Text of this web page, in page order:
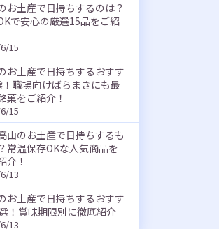
お土産で日持ちするのは？
で安心の厳選15品をご紹
15
お土産で日持ちするおすす
！職場向けばらまきにも最
菓をご紹介！
15
山のお土産で日持ちするも
常温保存OKな人気商品を
介！
13
お土産で日持ちするおすす
！賞味期限別に徹底紹介
13